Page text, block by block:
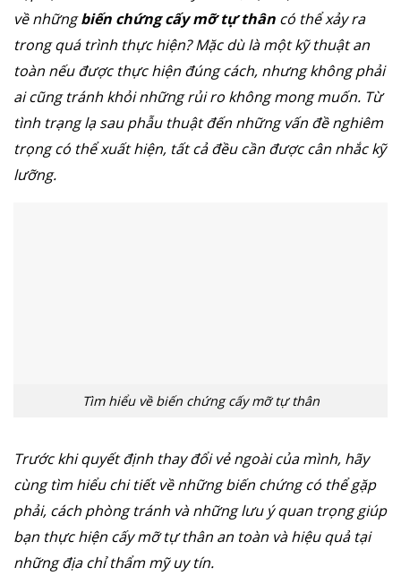
về nhữngbiến chứng cấy mỡ tự thân có thể xảy ra
trong quá trình thực hiện? Mặc dù là một kỹ thuật an
toàn nếu được thực hiện đúng cách, nhưng không phải
ai cũng tránh khỏi những rủi ro không mong muốn. Từ
tình trạng lạ sau phẫu thuật đến những vấn đề nghiêm
trọng có thể xuất hiện, tất cả đều cần được cân nhắc kỹ
lưỡng.
Tìm hiểu về biến chứng cấy mỡ tự thân
Trước khi quyết định thay đổi vẻ ngoài của mình, hãy
cùng tìm hiểu chi tiết về những biến chứng có thể gặp
phải, cách phòng tránh và những lưu ý quan trọng giúp
bạn thực hiện cấy mỡ tự thân an toàn và hiệu quả tại
những địa chỉ thẩm mỹ uy tín.